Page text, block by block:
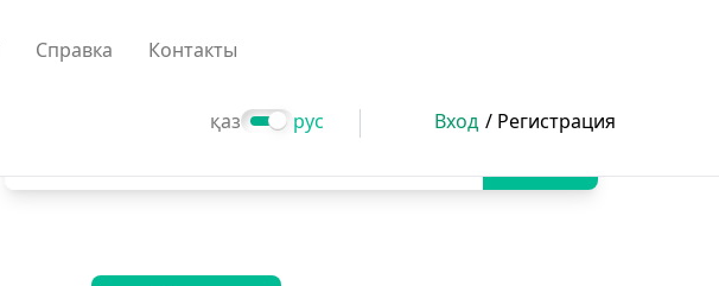
Справка Контакты
қаз рус Вход / Регистрация